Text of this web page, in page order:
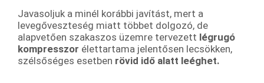
Javasoljuk a minél korábbi javítást, mert a
levegőveszteség miatt többet dolgozó, de
alapvetően szakaszos üzemre tervezett légrugó
kompresszor élettartama jelentősen lecsökken,
szélsőséges esetben rövid idő alatt leéghet.